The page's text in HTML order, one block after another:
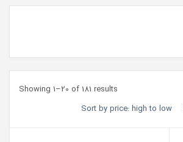
Showing 1–20 of 181 results
Sort by price: high to low